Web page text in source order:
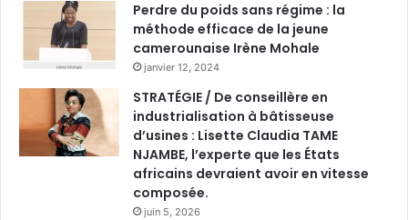
Perdre du poids sans régime : la
méthode efficace de la jeune
camerounaise Irène Mohale
janvier 12, 2024
STRATÉGIE / De conseillère en
industrialisation à bâtisseuse
d’usines : Lisette Claudia TAME
NJAMBE, l’experte que les États
africains devraient avoir en vitesse
composée.
juin 5, 2026